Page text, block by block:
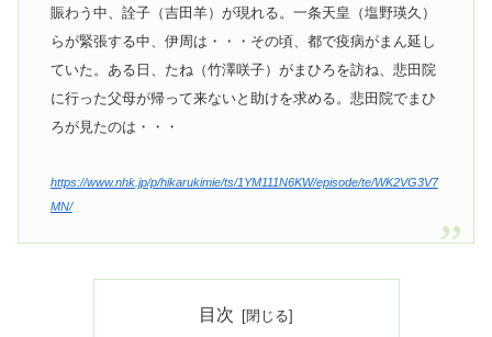
賑わう中、詮子（吉田羊）が現れる。一条天皇（塩野瑛久）
らが緊張する中、伊周は・・・その頃、都で疫病がまん延し
ていた。ある日、たね（竹澤咲子）がまひろを訪ね、悲田院
に行った父母が帰って来ないと助けを求める。悲田院でまひ
ろが見たのは・・・
https://www.nhk.jp/p/hikarukimie/ts/1YM111N6KW/episode/te/WK2VG3V7
MN/
目次